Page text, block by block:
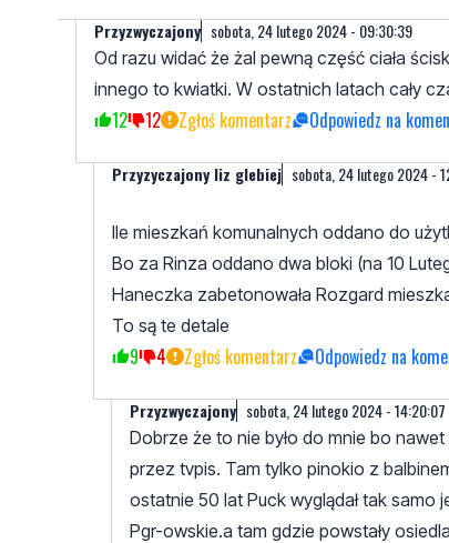
Przyzwyczajony sobota, 24 lutego 2024 - 09:30:39
Od razu widać że żal pewną część ciała
innego to kwiatki. W ostatnich latach cały
12 12 Zgłoś komentarz Odpowiedz na
Przyzyczajony liz glebiej sobota, 24 lutego 2024 -
Ile mieszkań komunalnych oddano do
Bo za Rinza oddano dwa bloki (na 10
Haneczka zabetonowała Rozgard
To są te detale
9 4 Zgłoś komentarz Odpowiedz na
Przyzwyczajony sobota, 24 lutego 2024 - 14:20:07
Dobrze że to nie było do mnie bo
przez tvpis. Tam tylko pinokio z
ostatnie 50 lat Puck wyglądał tak samo
Pgr-owskie.a tam gdzie powstały